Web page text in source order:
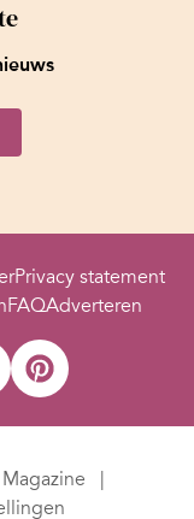
Privacy statement
FAQAdverteren